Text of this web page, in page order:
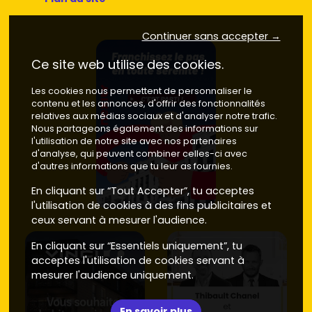
Astuce : compare lesplans , l'expositionet les options
neuf, tu peux filtrer parquartiers, surface et délai de
livraison.
Points clés à vérifier avant de réserver
Avant de t'engager, assure-toi de valider ces éléments
Promoteuret références locales, garanties (parfait
achèvement, biennale,décennale
consommation énergétiquevisé, choix des
matériaux.
Frais de notaire réduits(environ
pour une
résidence principale
selon ton profil.
Continuer sans accepter →
Ce site web utilise des cookies.
Les cookies nous permettent de personnaliser le
contenu et les annonces, d'offrir des fonctionnalités
relatives aux médias sociaux et d'analyser notre trafic.
Nous partageons également des informations sur
l'utilisation de notre site avec nos partenaires
d'analyse, qui peuvent combiner celles-ci avec
d'autres informations que tu leur as fournies.
En cliquant sur “Tout Accepter”, tu acceptes
l'utilisation de cookies à des fins publicitaires et
ceux servant à mesurer l'audience.
En cliquant sur “Essentiels uniquement”, tu
acceptes l'utilisation de cookies servant à
mesurer l'audience uniquement.